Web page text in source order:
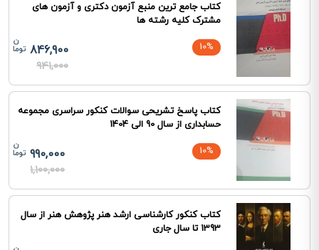
کتاب جامع ترین منبع آزمون دکتری و آزمون های
مشترک کلیه رشته ها
10%
846,900
941,000
کتاب پاسخ تشریحی سوالات کنکور سراسری مجموعه
حسابداری از سال 90 الی 1404
10%
990,000
1,100,000
کتاب کنکور کارشناسی ارشد هنر پژوهش هنر از سال
1393 تا سال جاری